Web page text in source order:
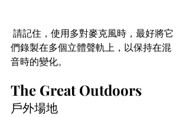
們錄製在多個立體聲軌上，以保持在混
音時的變化。
The Great Outdoors
戶外場地